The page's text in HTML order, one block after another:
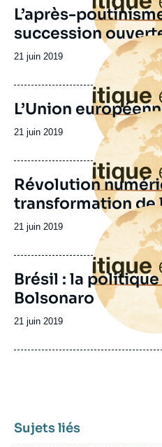
L’après-
succession
Date
publication
21 juin 2019
Image
principale
L’Union
Date
publication
21 juin 2019
Image
principale
Révolution
transformation de
Date
publication
21 juin 2019
Image
principale
Brésil : la
Bolsonaro
Date
publication
21 juin 2019
Sujets liés